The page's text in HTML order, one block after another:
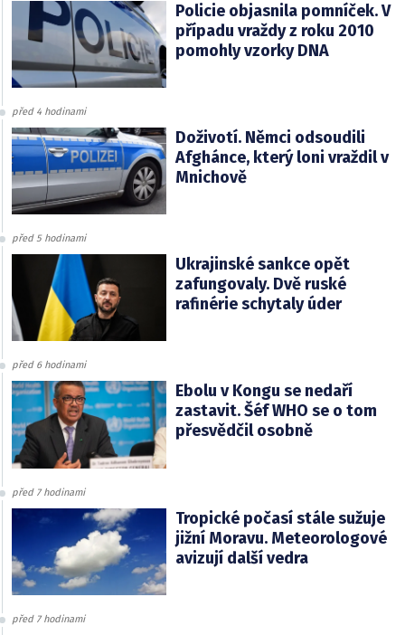
Policie objasnila pomníček. V
případu vraždy z roku 2010
pomohly vzorky DNA
před 4 hodinami
Doživotí. Němci odsoudili
Afghánce, který loni vraždil v
Mnichově
před 5 hodinami
Ukrajinské sankce opět
zafungovaly. Dvě ruské
rafinérie schytaly úder
před 6 hodinami
Ebolu v Kongu se nedaří
zastavit. Šéf WHO se o tom
přesvědčil osobně
před 7 hodinami
Tropické počasí stále sužuje
jižní Moravu. Meteorologové
avizují další vedra
před 7 hodinami